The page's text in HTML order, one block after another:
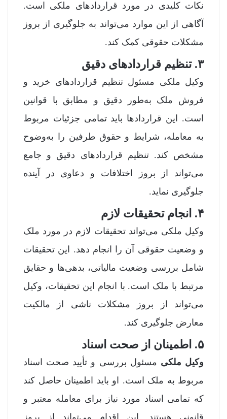
نکات کلیدی در مورد قراردادهای ملکی است.
آگاهی از این موارد می‌تواند به جلوگیری از بروز
مشکلات حقوقی کمک کند.
۳. تنظیم قراردادهای دقیق
وکیل ملکی مسئول تنظیم قراردادهای خرید و
فروش ملک به‌طور دقیق و مطابق با قوانین
است. این قراردادها باید تمامی جزئیات مربوط
به معامله، شرایط و حقوق طرفین را به‌وضوح
مشخص کند. تنظیم قراردادهای دقیق و جامع
می‌تواند از بروز اختلافات و دعاوی در آینده
جلوگیری نماید.
۴. انجام تحقیقات لازم
وکیل ملکی می‌تواند تحقیقات لازم در مورد ملک
و وضعیت حقوقی آن را انجام دهد. این تحقیقات
شامل بررسی وضعیت مالیاتی، بدهی‌ها و حقایق
مرتبط با ملک است. با انجام این تحقیقات، وکیل
می‌تواند از بروز مشکلات ناشی از مالکیت
معارض جلوگیری کند.
۵. اطمینان از صحت اسناد
وکیل ملکی مسئول بررسی و تأیید صحت اسناد
مربوط به ملک است. او باید اطمینان حاصل کند
که تمامی اسناد مورد نیاز برای معامله معتبر و